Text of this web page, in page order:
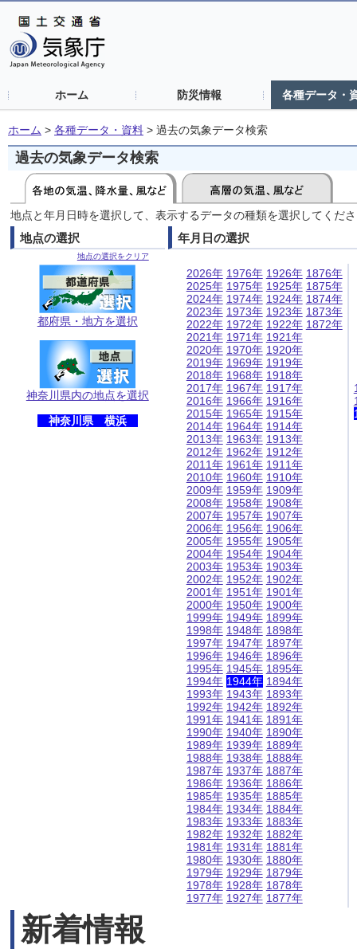
ホーム 防災情報 各種データ・
ホーム > 各種データ・資料 > 過去の気象データ検索
過去の気象データ検索
地点と年月日時を選択して、表示するデータの種類を選択してくだ
地点の選択
地点の選択をクリア
都府県・地方を選択
神奈川県内の地点を選択
神奈川県 横浜
年月日の選択
2026年
2025年
2024年
2023年
2022年
2021年
2020年
2019年
2018年
2017年
2016年
2015年
2014年
2013年
2012年
2011年
2010年
2009年
2008年
2007年
2006年
2005年
2004年
2003年
2002年
2001年
2000年
1999年
1998年
1997年
1996年
1995年
1994年
1993年
1992年
1991年
1990年
1989年
1988年
1987年
1986年
1985年
1984年
1983年
1982年
1981年
1980年
1979年
1978年
1977年
1976年
1975年
1974年
1973年
1972年
1971年
1970年
1969年
1968年
1967年
1966年
1965年
1964年
1963年
1962年
1961年
1960年
1959年
1958年
1957年
1956年
1955年
1954年
1953年
1952年
1951年
1950年
1949年
1948年
1947年
1946年
1945年
1944年
1943年
1942年
1941年
1940年
1939年
1938年
1937年
1936年
1935年
1934年
1933年
1932年
1931年
1930年
1929年
1928年
1927年
1926年
1925年
1924年
1923年
1922年
1921年
1920年
1919年
1918年
1917年
1916年
1915年
1914年
1913年
1912年
1911年
1910年
1909年
1908年
1907年
1906年
1905年
1904年
1903年
1902年
1901年
1900年
1899年
1898年
1897年
1896年
1895年
1894年
1893年
1892年
1891年
1890年
1889年
1888年
1887年
1886年
1885年
1884年
1883年
1882年
1881年
1880年
1879年
1878年
1877年
1876年
1875年
1874年
1873年
1872年
新着情報